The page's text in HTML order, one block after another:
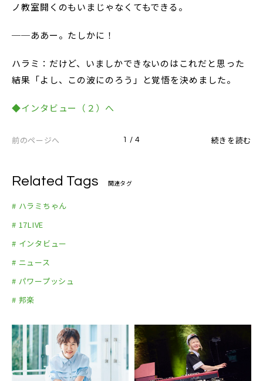
ノ教室開くのもいまじゃなくてもできる。
──ああー。たしかに！
ハラミ：だけど、いましかできないのはこれだと思った
結果「よし、この波にのろう」と覚悟を決めました。
◆インタビュー（２）へ
前のページへ 1 / 4 続きを読む
Related Tags 関連タグ
# ハラミちゃん
# 17LIVE
# インタビュー
# ニュース
# パワープッシュ
# 邦楽